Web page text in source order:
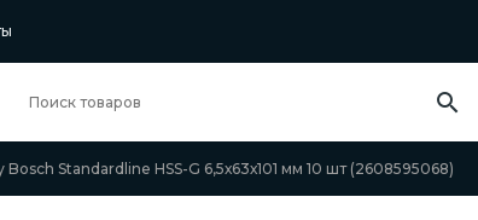
Standardline HSS-G 6,5х63х101 мм 10 шт (2608595068)